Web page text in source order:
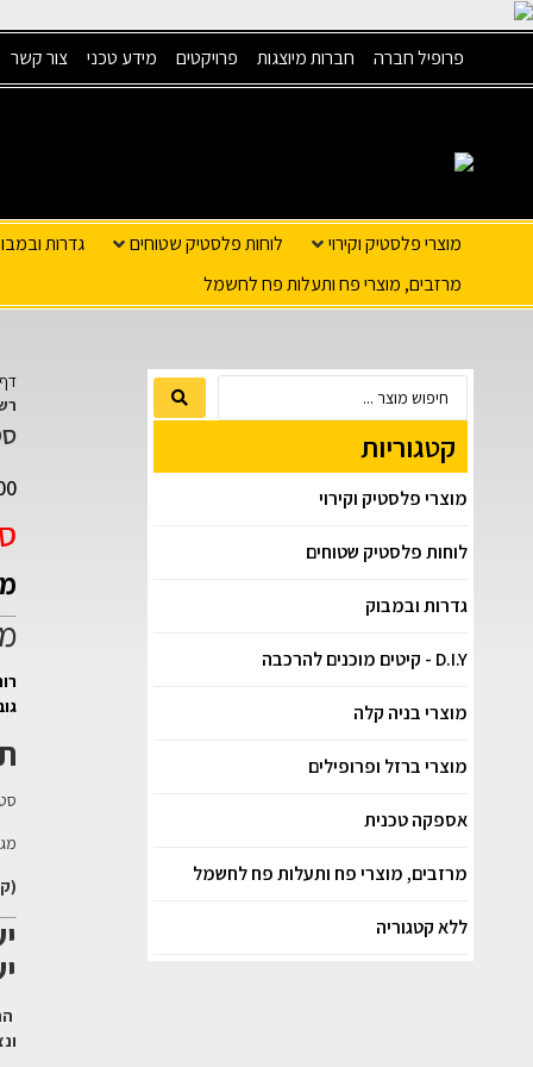
פרופיל חברה חברות מיוצגות פרויקטים מידע טכני צור קשר
מוצרי פלסטיק וקירוי לוחות פלסטיק שטוחים
גדרות
מרזבים, מוצרי פח ותעלות פח לחשמל
קטגוריות
מוצרי פלסטיק וקירוי
לוחות פלסטיק שטוחים
גדרות ובמבוק
D.I.Y - קיטים מוכנים להרכבה
מוצרי בניה קלה
מוצרי ברזל ופרופילים
אספקה טכנית
מרזבים, מוצרי פח ותעלות פח לחשמל
ללא קטגוריה